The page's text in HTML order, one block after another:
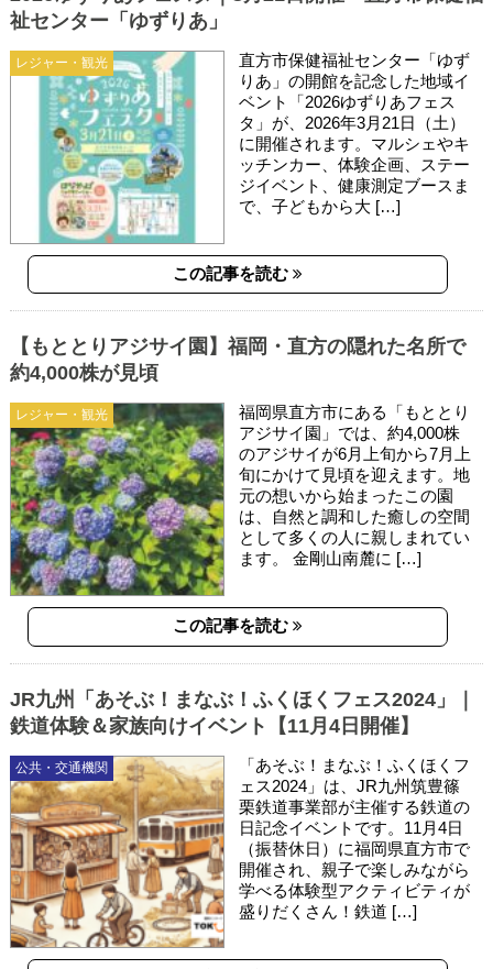
レジャー・観光
祉センター「ゆずりあ」
直方市保健福祉センター「ゆず
りあ」の開館を記念した地域イ
ベント「2026ゆずりあフェス
タ」が、2026年3月21日（土）
に開催されます。マルシェやキ
ッチンカー、体験企画、ステー
ジイベント、健康測定ブースま
で、子どもから大 […]
この記事を読む
レジャー・観光
【もととりアジサイ園】福岡・直方の隠れた名所で
約4,000株が見頃
福岡県直方市にある「もととり
アジサイ園」では、約4,000株
のアジサイが6月上旬から7月上
旬にかけて見頃を迎えます。地
元の想いから始まったこの園
は、自然と調和した癒しの空間
として多くの人に親しまれてい
ます。 金剛山南麓に […]
この記事を読む
公共・交通機関
JR九州「あそぶ！まなぶ！ふくほくフェス2024」｜
鉄道体験＆家族向けイベント【11月4日開催】
「あそぶ！まなぶ！ふくほくフ
ェス2024」は、JR九州筑豊篠
栗鉄道事業部が主催する鉄道の
日記念イベントです。11月4日
（振替休日）に福岡県直方市で
開催され、親子で楽しみながら
学べる体験型アクティビティが
盛りだくさん！鉄道 […]